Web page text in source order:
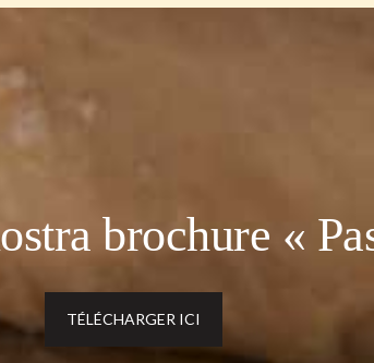
brochure «
TÉLÉCHARGER ICI